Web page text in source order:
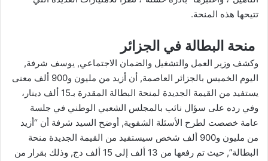
تتيحها هذه المنحة.
منحة البطالة في الجزائر
وكشف وزير العمل والتشغيل والضمان الاجتماعي, يوسف شرفة,
اليوم الخميس بالجزائر العاصمة, أن أزيد من مليون و900 ألف معنى
يستفيد من القيمة الجديدة لمنحة البطالة المقدرة بـ15 ألف دينار،
وفي رده على سؤال نائب بالمجلس الشعبي الوطني في جلسة
عامة خصصت لطرح الأسئلة الشفوية, أوضح السيد شرفة أن “أزيد
من مليون و900 ألف شخص سيستفيد من القيمة الجديدة منحة
البطالة”, حيث تم رفعها من 13 ألف إلى 15 ألف دج, وذلك بقرار من